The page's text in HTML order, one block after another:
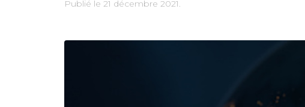
Publié le 21 décembre 2021.